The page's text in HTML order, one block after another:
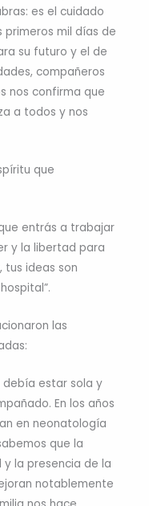
es el cuidado
primeros mil días de
su futuro y el de
compañeros
nos confirma que
a todos y nos
que
entrás a trabajar
y la libertad para
tus ideas son
las
debía estar sola y
En los años
en neonatología
que la
la presencia de la
notablemente